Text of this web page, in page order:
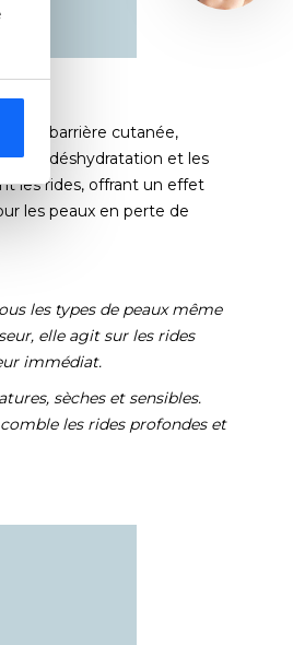
la barrière cutanée,
la déshydratation et les
les rides, offrant un effet
les peaux en perte de
les types de peaux même
elle agit sur les rides
immédiat.
sèches et sensibles.
les rides profondes et